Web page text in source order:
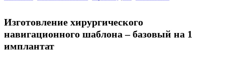
Изготовление хирургического
навигационного шаблона – базовый на 1
имплантат